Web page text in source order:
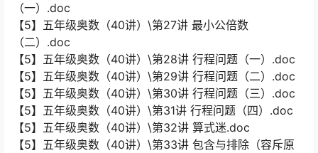
（一）.doc
【5】五年级奥数（40讲）\第27讲 最小公倍数
（二）.doc
【5】五年级奥数（40讲）\第28讲 行程问题（一）.doc
【5】五年级奥数（40讲）\第29讲 行程问题（二）.doc
【5】五年级奥数（40讲）\第30讲 行程问题（三）.doc
【5】五年级奥数（40讲）\第31讲 行程问题（四）.doc
【5】五年级奥数（40讲）\第32讲 算式迷.doc
【5】五年级奥数（40讲）\第33讲 包含与排除（容斥原